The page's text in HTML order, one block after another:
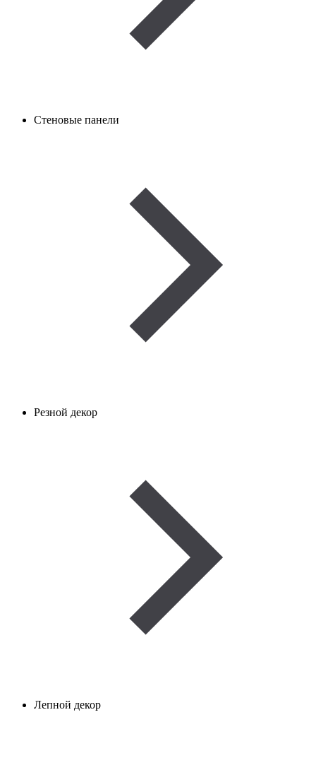
Стеновые панели
Резной декор
Лепной декор